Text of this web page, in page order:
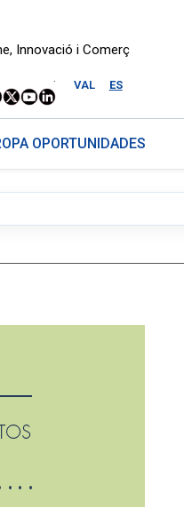
Innovació i Comerç
VAL ES
.
OPORTUNIDADES